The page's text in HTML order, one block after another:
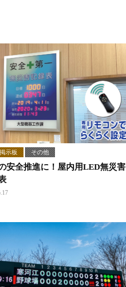
示板 その他
安全推進に！屋内用LED無災害